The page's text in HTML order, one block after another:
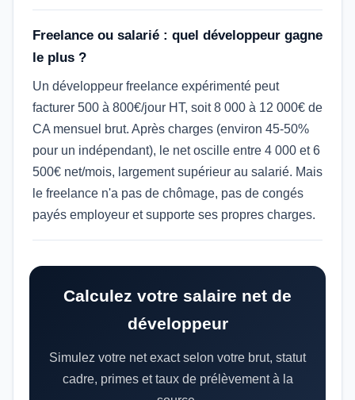
Freelance ou salarié : quel développeur gagne
le plus ?
Un développeur freelance expérimenté peut
facturer 500 à 800€/jour HT, soit 8 000 à 12 000€ de
CA mensuel brut. Après charges (environ 45-50%
pour un indépendant), le net oscille entre 4 000 et 6
500€ net/mois, largement supérieur au salarié. Mais
le freelance n'a pas de chômage, pas de congés
payés employeur et supporte ses propres charges.
Calculez votre salaire net de
développeur
Simulez votre net exact selon votre brut, statut
cadre, primes et taux de prélèvement à la